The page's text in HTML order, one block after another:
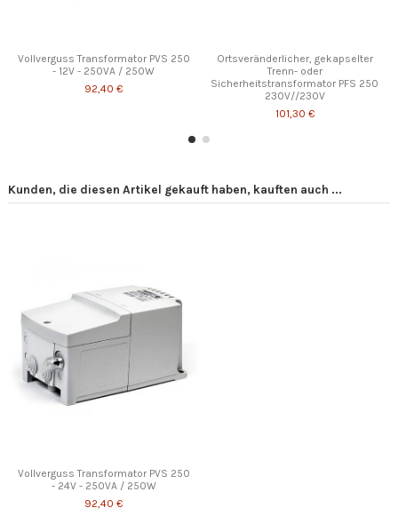
Vollverguss Transformator PVS 250
- 12V - 250VA / 250W
92,40 €
Ortsveränderlicher, gekapselter
Trenn- oder
Sicherheitstransformator PFS 250
230V//230V
101,30 €
Kunden, die diesen Artikel gekauft haben, kauften auch ...
Vollverguss Transformator PVS 250
- 24V - 250VA / 250W
92,40 €